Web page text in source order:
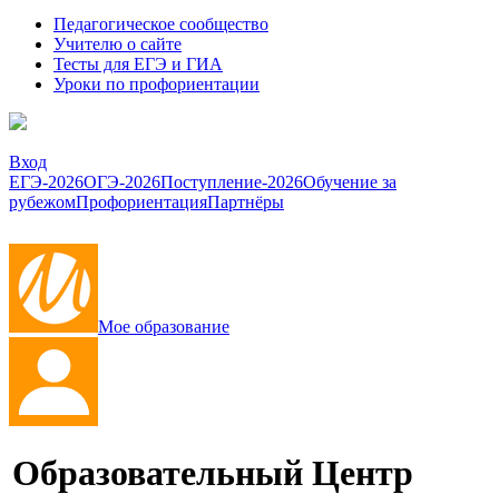
Педагогическое сообщество
Учителю о сайте
Тесты для ЕГЭ и ГИА
Уроки по профориентации
Вход
ЕГЭ-2026ОГЭ-2026Поступление-2026Обучение за
рубежомПрофориентацияПартнёры
Мое образование
Образовательный Центр